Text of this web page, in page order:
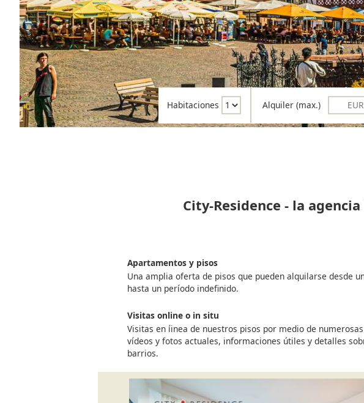
Habitaciones Alquiler (max.)
City-Residence - la
Apartamentos y pisos
Una amplia oferta de pisos que pueden alquilarse desde
hasta un período indefinido.
Visitas online o in situ
Visitas en íinea de nuestros pisos por medio de numerosas
vídeos y fotos actuales, informaciones útiles y detalles
barrios.